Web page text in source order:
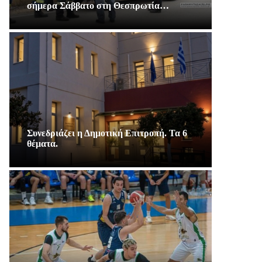
σήμερα Σάββατο στη Θεσπρωτία…
Συνεδριάζει η Δημοτική Επιτροπή. Τα 6
θέματα.